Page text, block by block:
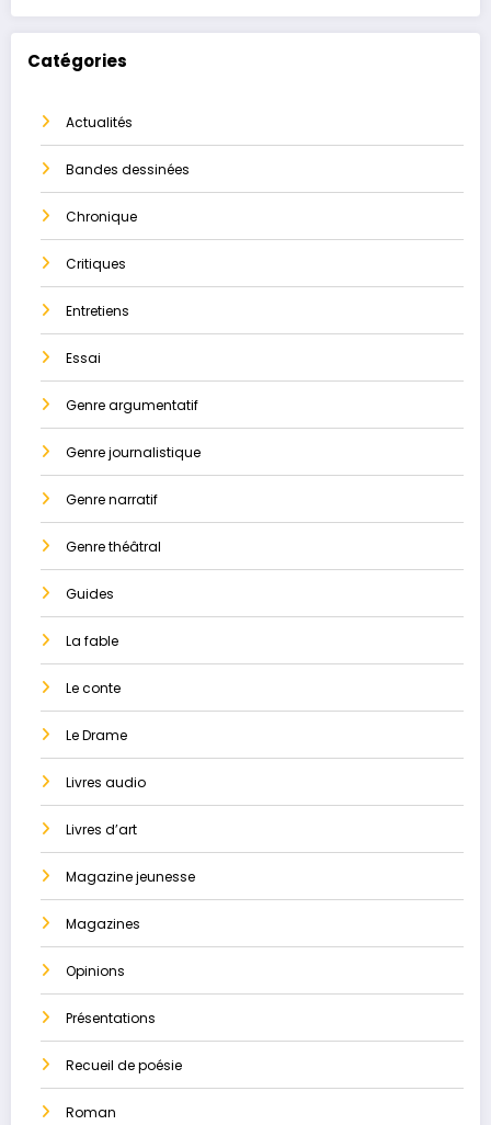
Catégories
Actualités
Bandes dessinées
Chronique
Critiques
Entretiens
Essai
Genre argumentatif
Genre journalistique
Genre narratif
Genre théâtral
Guides
La ​fable
Le conte
Le Drame
Livres audio
Livres d’art
Magazine jeunesse
Magazines
Opinions
Présentations
Recueil de poésie
Roman